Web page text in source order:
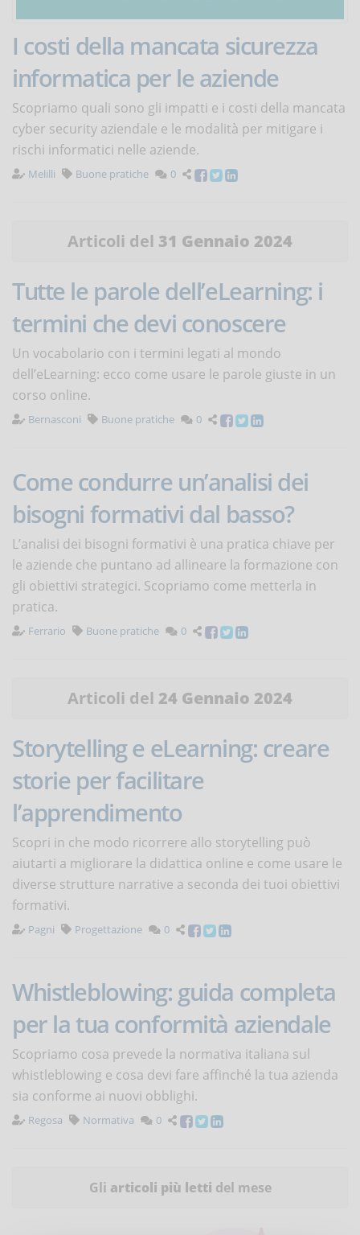
I costi della mancata sicurezza
informatica per le aziende
Scopriamo quali sono gli impatti e i costi della mancata
cyber security aziendale e le modalità per mitigare i
rischi informatici nelle aziende.
Melilli Buone pratiche 0
Articoli del 31 Gennaio 2024
Tutte le parole dell’eLearning: i
termini che devi conoscere
Un vocabolario con i termini legati al mondo
dell’eLearning: ecco come usare le parole giuste in un
corso online.
Bernasconi Buone pratiche 0
Come condurre un’analisi dei
bisogni formativi dal basso?
L’analisi dei bisogni formativi è una pratica chiave per
le aziende che puntano ad allineare la formazione con
gli obiettivi strategici. Scopriamo come metterla in
pratica.
Ferrario Buone pratiche 0
Articoli del 24 Gennaio 2024
Storytelling e eLearning: creare
storie per facilitare
l’apprendimento
Scopri in che modo ricorrere allo storytelling può
aiutarti a migliorare la didattica online e come usare le
diverse strutture narrative a seconda dei tuoi obiettivi
formativi.
Pagni Progettazione 0
Whistleblowing: guida completa
per la tua conformità aziendale
Scopriamo cosa prevede la normativa italiana sul
whistleblowing e cosa devi fare affinché la tua azienda
sia conforme ai nuovi obblighi.
Regosa Normativa 0
Gli articoli più letti del mese